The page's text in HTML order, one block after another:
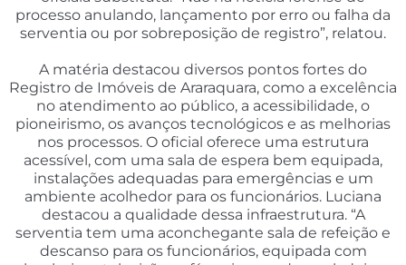
processo anulando, lançamento por erro ou falha da
serventia ou por sobreposição de registro”, relatou.
A matéria destacou diversos pontos fortes do
Registro de Imóveis de Araraquara, como a excelência
no atendimento ao público, a acessibilidade, o
pioneirismo, os avanços tecnológicos e as melhorias
nos processos. O oficial oferece uma estrutura
acessível, com uma sala de espera bem equipada,
instalações adequadas para emergências e um
ambiente acolhedor para os funcionários. Luciana
destacou a qualidade dessa infraestrutura. “A
serventia tem uma aconchegante sala de refeição e
descanso para os funcionários, equipada com